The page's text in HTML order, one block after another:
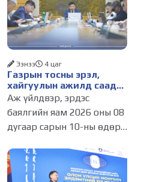
Газрын тосны эрэл,
хайгуулын ажилд саад
болж буй асуудалд
АМГТГ анхаарал
хандуулна
Ээнээ 4 цаг
Аж үйлдвэр, эрдэс
баялгийн яам 2026 оны 08
дугаар сарын 10-ны өдөр
хуралдаанаа зохион
байгуулж, салбарын